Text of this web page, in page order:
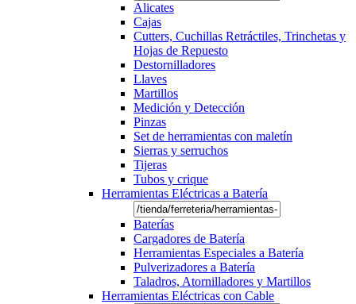
Alicates
Cajas
Cutters, Cuchillas Retráctiles, Trinchetas y
Hojas de Repuesto
Destornilladores
Llaves
Martillos
Medición y Detección
Pinzas
Set de herramientas con maletín
Sierras y serruchos
Tijeras
Tubos y crique
Herramientas Eléctricas a Batería
Baterías
Cargadores de Batería
Herramientas Especiales a Batería
Pulverizadores a Batería
Taladros, Atornilladores y Martillos
Herramientas Eléctricas con Cable